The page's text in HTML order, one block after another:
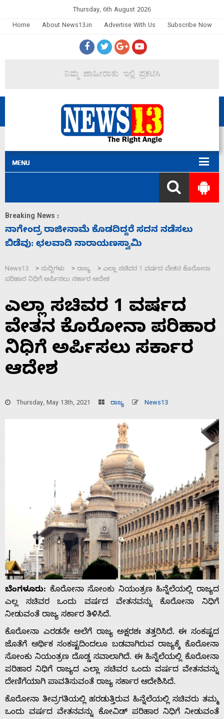
Thursday, 6th August 2026
Home
About News13.in Advertise With Us Subscribe Now
Breaking News :
ಸಚಿವ ಸಂಪುಟ ವಿಸ್ತರಣೆ ಮಾಡಿದ್ದು ಹಣಬಲ ಮತ್ತು
ಹೈಕಮಾಂಡ್ ರಾಜಕಾರಣಕ್ಕೆ: ವಿಜಯೇಂದ್ರ
Home
News13 > ಸುದ್ದಿಗಳು > ರಾಜ್ಯ > ಎಲ್ಲಾ ಸಚಿವರ 1 ವರ್ಷದ ವೇತನ ಕೊರೋನಾ
ಪರಿಹಾರ ನಿಧಿಗೆ ಅರ್ಪಿಸಲು ಸರ್ಕಾರ ಆದೇಶ
ಎಲ್ಲಾ ಸಚಿವರ 1 ವರ್ಷದ
ವೇತನ ಕೊರೋನಾ ಪರಿಹಾರ
ನಿಧಿಗೆ ಅರ್ಪಿಸಲು ಸರ್ಕಾರ
ಆದೇಶ
Thursday, May 13th, 2021 ರಾಜ್ಯ News13
ಬೆಂಗಳೂರು: ಕೊರೋನಾ ಸೋಂಕು ನಿಯಂತ್ರಣ ಹಿನ್ನೆಲೆಯಲ್ಲಿ ರಾಜ್ಯದ
ಎಲ್ಲ ಸಚಿವರ ಒಂದು ವರ್ಷದ ವೇತನವನ್ನು ಕೊರೋನಾ ನಿಧಿಗೆ
ನೀಡುವಂತೆ ರಾಜ್ಯ ಸರ್ಕಾರ ತಿಳಿಸಿದೆ.
ಕೊರೋನಾ ಎರಡನೇ ಅಲೆಗೆ ರಾಜ್ಯ ಅಕ್ಷರಶಃ ತತ್ತರಿಸಿದೆ. ಈ ಸಂಕಷ್ಟ‌ದ
ಜೊತೆಗೆ ಆರ್ಥಿಕ ಸಂಕಷ್ಟ‌ದಿಂದಲೂ ಬಡವಾಗಿರುವ ರಾಜ್ಯಕ್ಕೆ ಕೊರೋನಾ
ಸೋಂಕು ನಿಯಂತ್ರಣ ದೊಡ್ಡ ಸವಾಲಾಗಿದೆ. ಈ ಹಿನ್ನೆಲೆಯಲ್ಲಿ ಕೊರೋನಾ
ಪರಿಹಾರ ನಿಧಿಗೆ ರಾಜ್ಯದ ಎಲ್ಲಾ ಸಚಿವರ ಒಂದು ವರ್ಷದ ವೇತನವನ್ನು
ದೇಣಿಗೆಯಾಗಿ ಪಾವತಿಸುವಂತೆ ರಾಜ್ಯ ಸರ್ಕಾರ ಆದೇಶಿಸಿದೆ.
ಕೊರೋನಾ ತೀವ್ರಗತಿಯಲ್ಲಿ ಹರಡುತ್ತಿರುವ ಹಿನ್ನೆಲೆಯಲ್ಲಿ ಸಚಿವರು ತಮ್ಮ
ಒಂದು ವರ್ಷದ ವೇತನವನ್ನು ಕೋವಿಡ್ ಪರಿಹಾರ ನಿಧಿಗೆ ನೀಡುವಂತೆ